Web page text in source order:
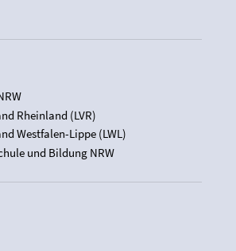
Rheinland (LVR)
Westfalen-Lippe (LWL)
und Bildung NRW